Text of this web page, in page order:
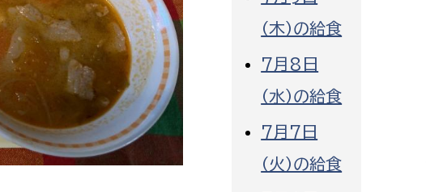
課
課
課
選挙管理委員会事務局
選挙管理委員会事務局
（木）の給食
7月8日
（水）の給食
7月7日
（火）の給食